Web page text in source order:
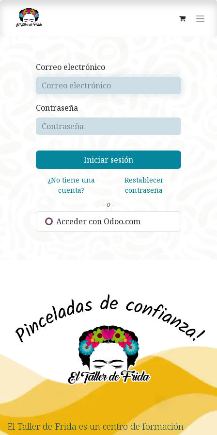
Correo electrónico
Contraseña
Iniciar sesión
¿No tiene una
cuenta?
Restablecer
contraseña
- o -
Acceder con Odoo.com
El Taller de Frida es un centro de formación